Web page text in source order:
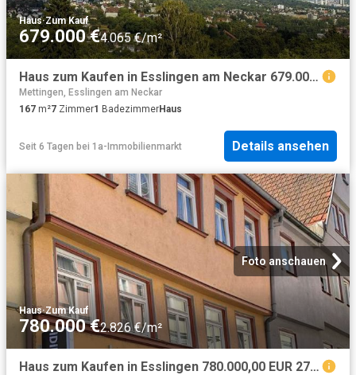
Haus·Zum Kauf
679.000 €4.065 €/m²
Haus zum Kaufen in Esslingen am Neckar 679.000,00 EUR 167 m²
Mettingen, Esslingen am Neckar
167 m²7 Zimmer1 BadezimmerHaus
Seit 6 Tagen bei 1a-Immobilienmarkt Details ansehen
Foto anschauen
Haus·Zum Kauf
780.000 €2.826 €/m²
Haus zum Kaufen in Esslingen 780.000,00 EUR 276 m²